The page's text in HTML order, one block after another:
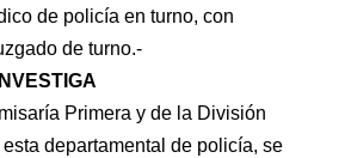
de policía en turno, con
de turno.-
Primera y de la División
esta departamental de policía, se